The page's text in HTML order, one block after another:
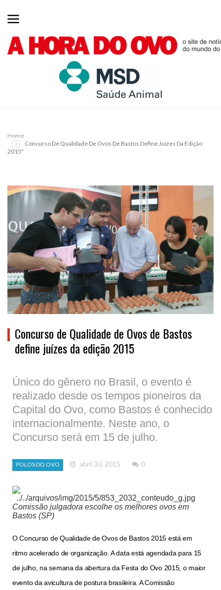
Home
Concurso De Qualidade De Ovos De Bastos Define Juízes Da Edição
2015"
Concurso de Qualidade de Ovos de Bastos
define juízes da edição 2015
Único do gênero no Brasil, o evento é
realizado desde os tempos pioneiros da
Capital do Ovo, como Bastos é conhecido
internacionalmente. Neste ano, o
Concurso será em 15 de julho.
POLOS DO OVO abril 30, 2015 0
Comissão julgadora escolhe os melhores ovos em
Bastos (SP)
O Concurso de Qualidade de Ovos de Bastos 2015 está em
ritmo acelerado de organização. A data está agendada para 15
de julho, na semana da abertura da Festa do Ovo 2015, o maior
evento da avicultura de postura brasileira. A Comissão